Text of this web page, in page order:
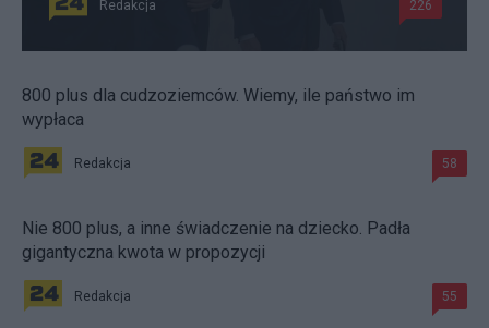
Redakcja 226
800 plus dla cudzoziemców. Wiemy, ile państwo im
wypłaca
Redakcja 58
Nie 800 plus, a inne świadczenie na dziecko. Padła
gigantyczna kwota w propozycji
Redakcja 55